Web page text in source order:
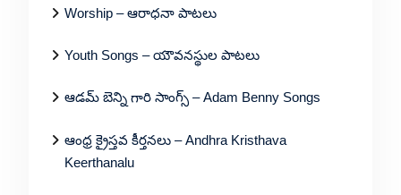
Worship – ఆరాధనా పాటలు
Youth Songs – యౌవనస్థుల పాటలు
ఆడమ్ బెన్ని గారి సాంగ్స్ – Adam Benny Songs
ఆంధ్ర క్రైస్తవ కీర్తనలు – Andhra Kristhava
Keerthanalu